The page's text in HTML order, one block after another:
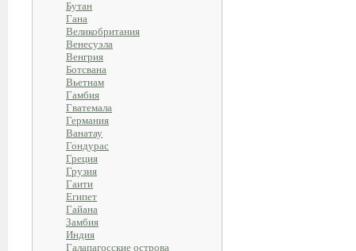
Бутан
Гана
Великобритания
Венесуэла
Венгрия
Ботсвана
Вьетнам
Гамбия
Гватемала
Германия
Ванатау
Гондурас
Греция
Грузия
Гаити
Египет
Гайана
Замбия
Индия
Галапагосские острова